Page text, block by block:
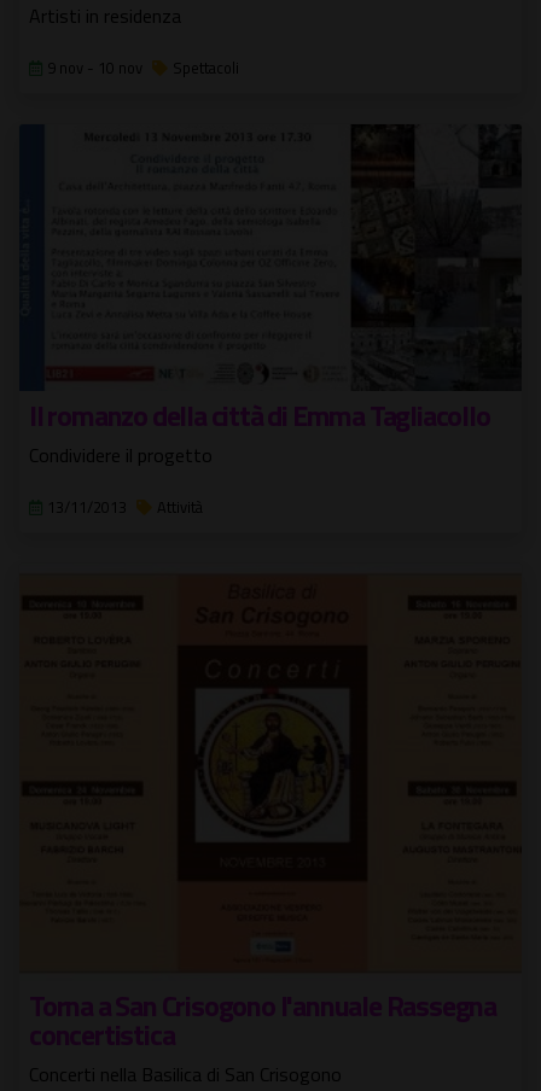
Artisti in residenza
9 nov - 10 nov Spettacoli
Il romanzo della città di Emma Tagliacollo
Condividere il progetto
13/11/2013 Attività
Torna a San Crisogono l'annuale Rassegna
concertistica
Concerti nella Basilica di San Crisogono